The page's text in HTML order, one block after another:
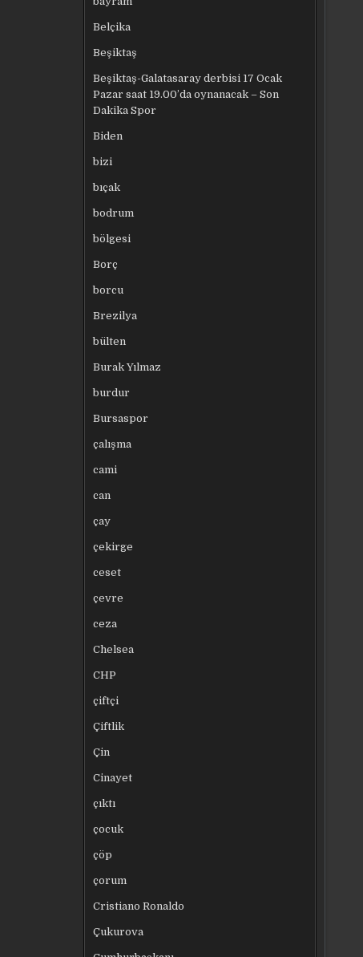
Belçika
Beşiktaş
Beşiktaş-Galatasaray derbisi 17 Ocak
Pazar saat 19.00’da oynanacak – Son
Dakika Spor
Biden
bizi
bıçak
bodrum
bölgesi
Borç
borcu
Brezilya
bülten
Burak Yılmaz
burdur
Bursaspor
çalışma
cami
can
çay
çekirge
ceset
çevre
ceza
Chelsea
CHP
çiftçi
Çiftlik
Çin
Cinayet
çıktı
çocuk
çöp
çorum
Cristiano Ronaldo
Çukurova